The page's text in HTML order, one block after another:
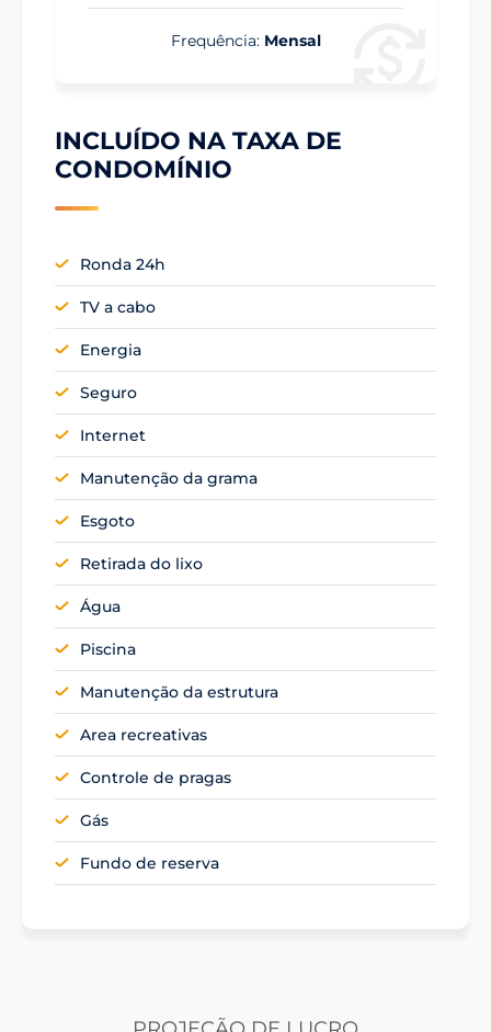
Frequência: Mensal
INCLUÍDO NA TAXA DE
CONDOMÍNIO
Ronda 24h
TV a cabo
Energia
Seguro
Internet
Manutenção da grama
Esgoto
Retirada do lixo
Água
Piscina
Manutenção da estrutura
Area recreativas
Controle de pragas
Gás
Fundo de reserva